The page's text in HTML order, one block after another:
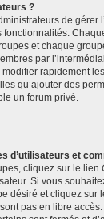
?
de gérer
fonctionnalités.
et chaque
par
rapidement
qu’ajouter des
un forum privé.
d’utilisateurs et
cliquez sur le lien
Si vous
désiré et cliquez sur
pas en libre